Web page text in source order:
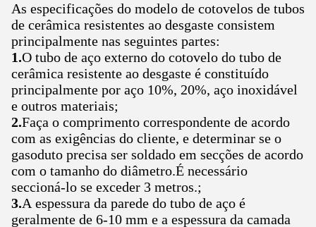
As especificações do modelo de cotovelos de tubos
de cerâmica resistentes ao desgaste consistem
principalmente nas seguintes partes:
1.O tubo de aço externo do cotovelo do tubo de
cerâmica resistente ao desgaste é constituído
principalmente por aço 10%, 20%, aço inoxidável
e outros materiais;
2.Faça o comprimento correspondente de acordo
com as exigências do cliente, e determinar se o
gasoduto precisa ser soldado em secções de acordo
com o tamanho do diâmetro.É necessário
seccioná-lo se exceder 3 metros.;
3.A espessura da parede do tubo de aço é
geralmente de 6-10 mm e a espessura da camada